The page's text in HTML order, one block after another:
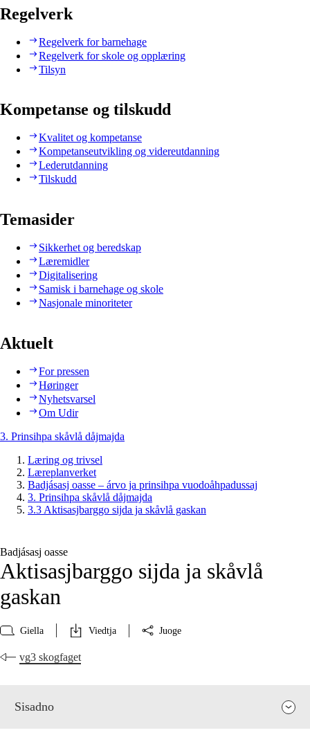
Regelverk
Regelverk for barnehage
Regelverk for skole og opplæring
Tilsyn
Kompetanse og tilskudd
Kvalitet og kompetanse
Kompetanseutvikling og videreutdanning
Lederutdanning
Tilskudd
Temasider
Sikkerhet og beredskap
Læremidler
Digitalisering
Samisk i barnehage og skole
Nasjonale minoriteter
Aktuelt
For pressen
Høringer
Nyhetsvarsel
Om Udir
3. Prinsihpa skåvlå dåjmajda
Læring og trivsel
Læreplanverket
Badjásasj oasse – árvo ja prinsihpa vuodoåhpadussaj
3. Prinsihpa skåvlå dåjmajda
3.3 Aktisasjbarggo sijda ja skåvlå gaskan
Badjásasj oasse
Aktisasjbarggo sijda ja skåvlå
gaskan
Giella Viedtja Juoge
vg3 skogfaget
Sisadno